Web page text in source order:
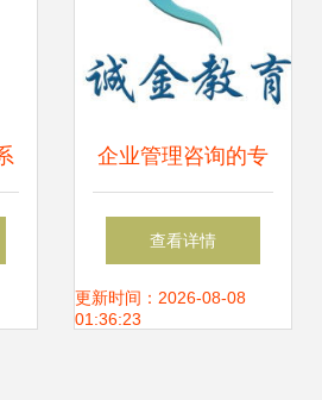
企业管理咨询的专
业赋能——杭州中
旭亿建企业管理的
查看详情
更新时间：2026-08-08
01:36:23